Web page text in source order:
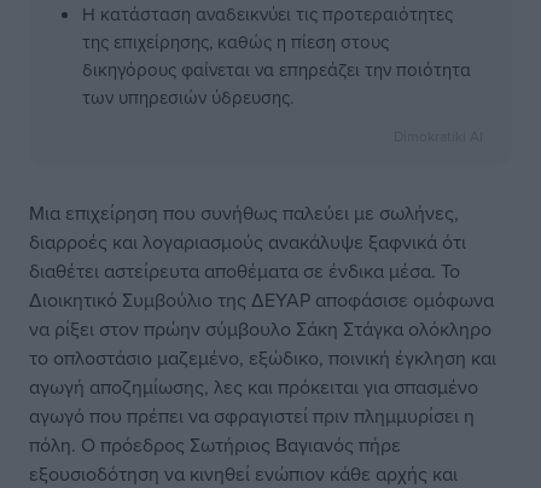
Η κατάσταση αναδεικνύει τις προτεραιότητες
της επιχείρησης, καθώς η πίεση στους
δικηγόρους φαίνεται να επηρεάζει την ποιότητα
των υπηρεσιών ύδρευσης.
Μια επιχείρηση που συνήθως παλεύει με σωλήνες,
διαρροές και λογαριασμούς ανακάλυψε ξαφνικά ότι
διαθέτει αστείρευτα αποθέματα σε ένδικα μέσα. Το
Διοικητικό Συμβούλιο της ΔΕΥΑΡ αποφάσισε ομόφωνα
να ρίξει στον πρώην σύμβουλο Σάκη Στάγκα ολόκληρο
το οπλοστάσιο μαζεμένο, εξώδικο, ποινική έγκληση και
αγωγή αποζημίωσης, λες και πρόκειται για σπασμένο
αγωγό που πρέπει να σφραγιστεί πριν πλημμυρίσει η
πόλη. Ο πρόεδρος Σωτήριος Βαγιανός πήρε
εξουσιοδότηση να κινηθεί ενώπιον κάθε αρχής και